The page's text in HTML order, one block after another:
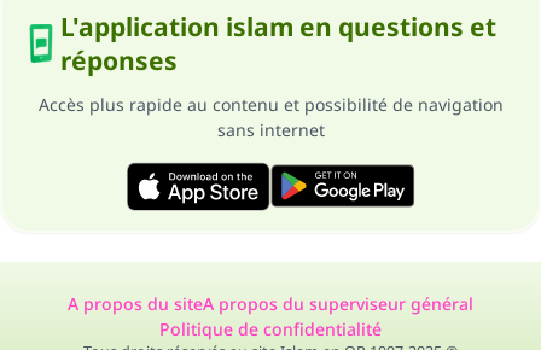
L'application islam en questions et
réponses
Accès plus rapide au contenu et possibilité de navigation
sans internet
A propos du siteA propos du superviseur général
Politique de confidentialité